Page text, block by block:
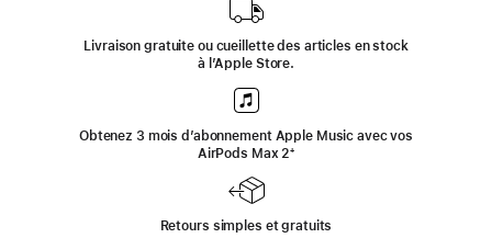
fenêtre)
Livraison gratuite ou cueillette des articles en stock
à l’Apple Store.
Obtenez 3 mois d’abonnement Apple Music avec vos
AirPods Max 2‍Note
page
‍⁺
Retours simples et gratuits